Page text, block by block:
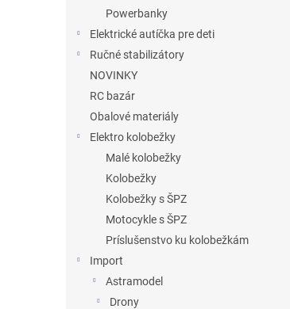
Powerbanky
Elektrické autíčka pre deti
Ručné stabilizátory
NOVINKY
RC bazár
Obalové materiály
Elektro kolobežky
Malé kolobežky
Kolobežky
Kolobežky s ŠPZ
Motocykle s ŠPZ
Príslušenstvo ku kolobežkám
Import
Astramodel
Drony